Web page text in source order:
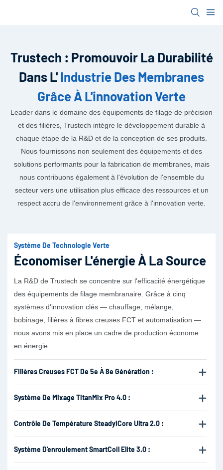
Trustech : Promouvoir La Durabilité
Dans L'Industrie Des Membranes
Grâce À L'innovation Verte
Leader dans le domaine des équipements de filage de précision
et des filières, Trustech intègre le développement durable à
chaque étape de la R&D et de la conception de ses produits.
Nous fournissons non seulement des équipements et des
solutions performants pour la fabrication de membranes, mais
nous contribuons également à l'évolution de l'ensemble du
secteur vers une utilisation plus efficace des ressources et un
respect accru de l'environnement grâce à l'innovation verte.
Système De Technologie Verte
Économiser L'énergie À La Source
La R&D de Trustech se concentre sur l'efficacité énergétique
des équipements de filage membranaire. Grâce à cinq
systèmes d'innovation clés — chauffage, mélange,
bobinage, filières à fibres creuses FCT et automatisation —
nous avons mis en place un cadre de production économe
en énergie.
Filières Creuses FCT De 5e À 8e Génération :
Système De Mixage TitanMix Pro 4.0 :
Contrôle De Température SteadyiCore Ultra 2.0 :
Système D'enroulement SmartCoil Elite 3.0 :